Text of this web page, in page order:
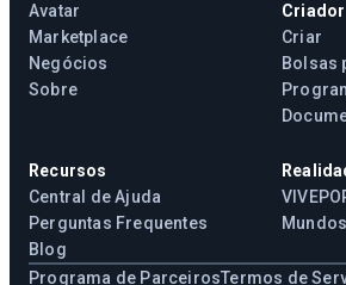
Avatar
Marketplace
Negócios
Sobre
Criador
Criar
Bolsas
Recursos
Central de Ajuda
Perguntas Frequentes
Blog
Programa de ParceirosTermos de